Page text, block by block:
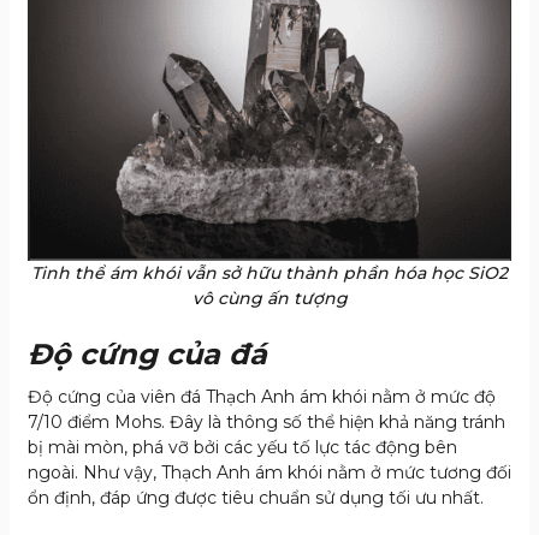
Tinh thể ám khói vẫn sở hữu thành phần hóa học SiO2
vô cùng ấn tượng
Độ cứng của đá
Độ cứng của viên đá Thạch Anh ám khói nằm ở mức độ
7/10 điểm Mohs. Đây là thông số thể hiện khả năng tránh
bị mài mòn, phá vỡ bởi các yếu tố lực tác động bên
ngoài. Như vậy, Thạch Anh ám khói nằm ở mức tương đối
ổn định, đáp ứng được tiêu chuẩn sử dụng tối ưu nhất.